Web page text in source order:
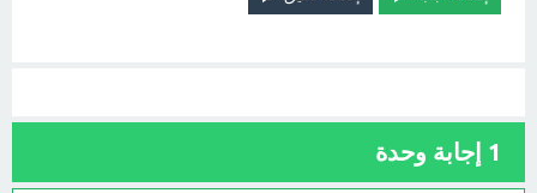
1 إجابة وحدة